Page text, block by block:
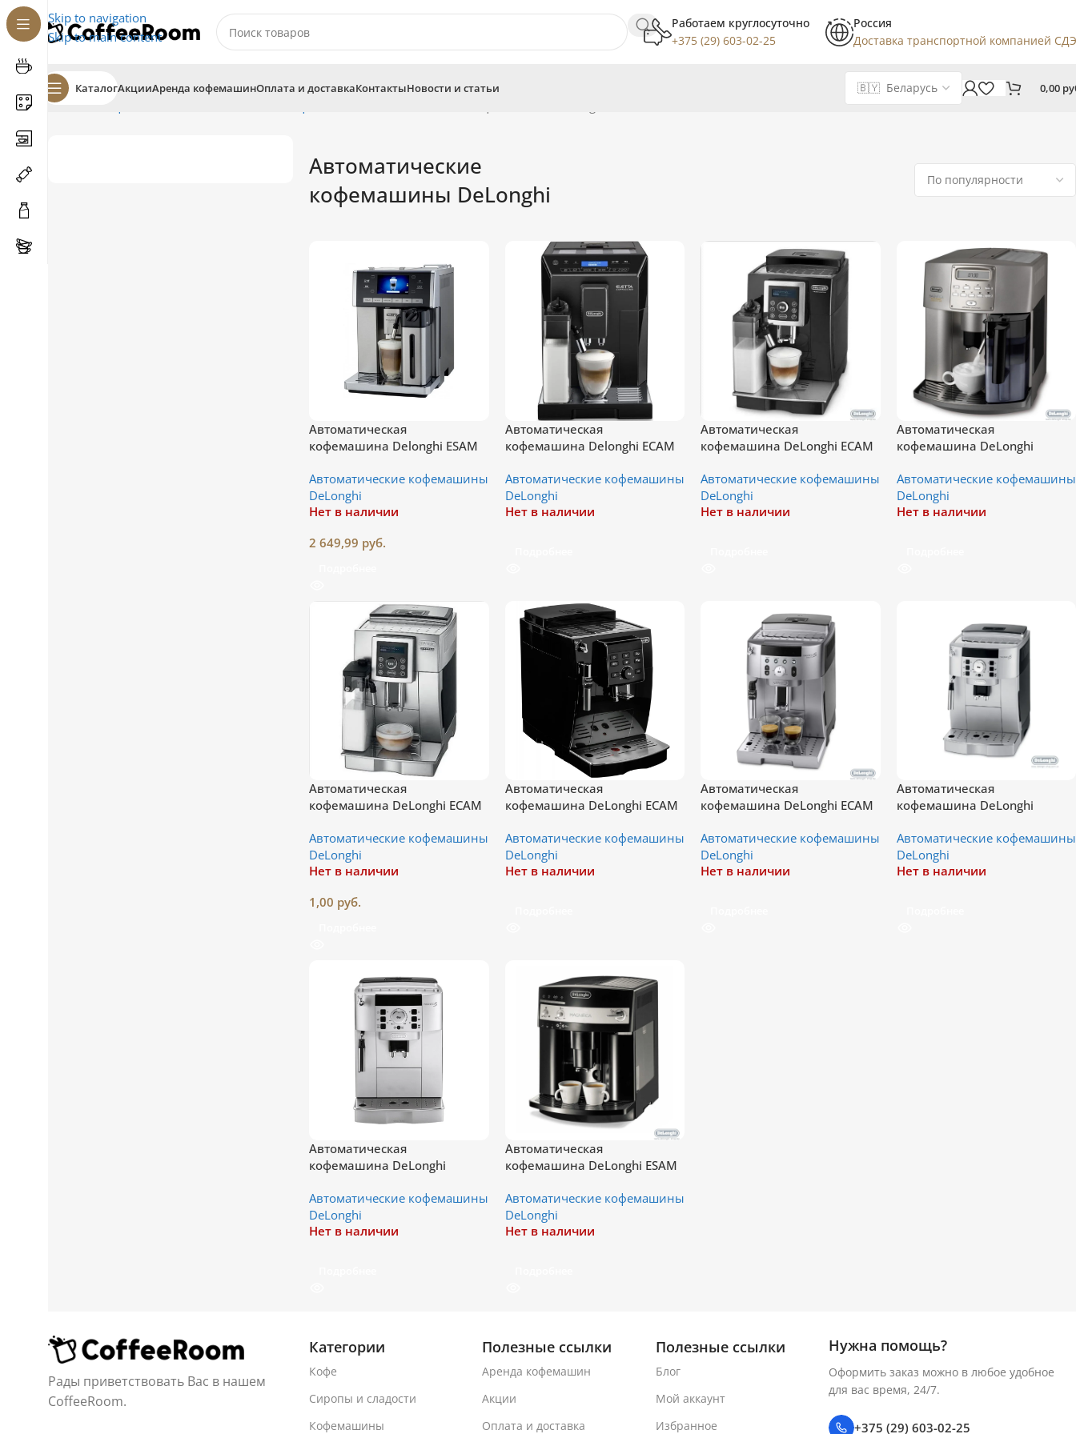
Skip to navigation
Skip to main content
Работаем круглосуточно
+375 (29) 603-02-25
Россия
Доставка транспортной компанией
КаталогАкцииАренда кофемашинОплата и доставкаКонтактыНовости и статьи 0,00
Главная
Автоматические
кофемашины DeLonghi
Автоматическая
кофемашина Delonghi ESAM
Автоматические кофемашины
DeLonghi
Нет в наличии
2 649,99 руб.
Автоматическая
кофемашина Delonghi ECAM
Автоматические кофемашины
DeLonghi
Нет в наличии
Автоматическая
кофемашина DeLonghi ECAM
Автоматические кофемашины
DeLonghi
Нет в наличии
Автоматическая
кофемашина DeLonghi
Cappuccino ESAM 3500
Автоматические кофемашины
DeLonghi
Нет в наличии
Автоматическая
кофемашина DeLonghi ECAM
Автоматические кофемашины
DeLonghi
Нет в наличии
1,00 руб.
Автоматическая
кофемашина DeLonghi ECAM
Автоматические кофемашины
DeLonghi
Нет в наличии
Автоматическая
кофемашина DeLonghi ECAM
Автоматические кофемашины
DeLonghi
Нет в наличии
Автоматическая
кофемашина DeLonghi
Автоматические кофемашины
DeLonghi
Нет в наличии
Автоматическая
кофемашина DeLonghi
Автоматические кофемашины
DeLonghi
Нет в наличии
Автоматическая
кофемашина DeLonghi ESAM
Автоматические кофемашины
DeLonghi
Нет в наличии
Рады приветствовать Вас в нашем
CoffeeRoom.
Категории
Кофе
Сиропы и сладости
Кофемашины
Полезные ссылки
Аренда кофемашин
Акции
Оплата и доставка
Полезные ссылки
Блог
Мой аккаунт
Избранное
Нужна помощь?
Оформить заказ можно в любое удобное
для вас время, 24/7.
+375 (29) 603-02-25